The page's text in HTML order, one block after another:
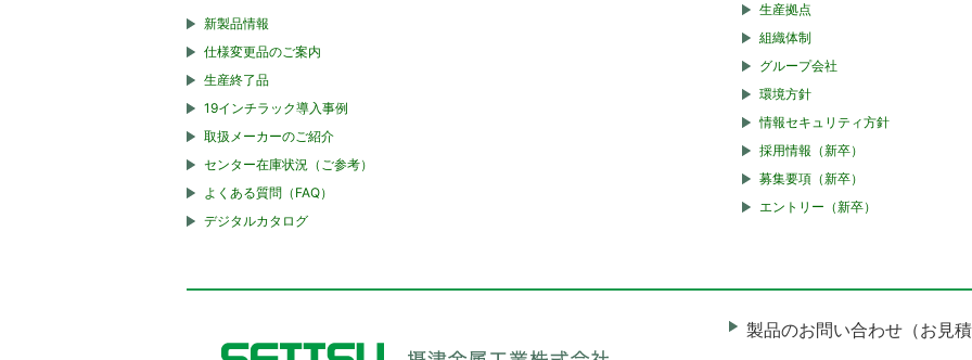
新製品情報
仕様変更品のご案内
生産終了品
19インチラック導入事例
取扱メーカーのご紹介
センター在庫状況（ご参考）
よくある質問（FAQ）
デジタルカタログ
生産拠点
組織体制
グループ会社
環境方針
情報セキュリティ方針
採用情報（新卒）
募集要項（新卒）
エントリー（新卒）
製品のお問い合わせ（お見